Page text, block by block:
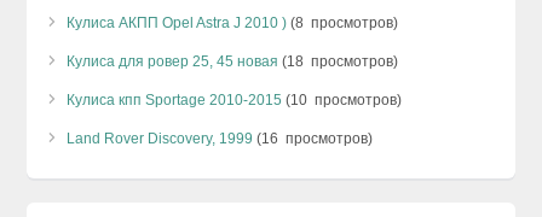
Кулиса АКПП Opel Astra J 2010 ) (8 просмотров)
Кулиса для ровер 25, 45 новая (18 просмотров)
Кулиса кпп Sportage 2010-2015 (10 просмотров)
Land Rover Discovery, 1999 (16 просмотров)